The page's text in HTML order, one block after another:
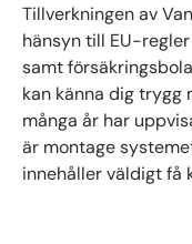
Tillverkningen av
hänsyn till EU-
samt
kan känna dig trygg
många år har
är montage
innehåller väldigt få